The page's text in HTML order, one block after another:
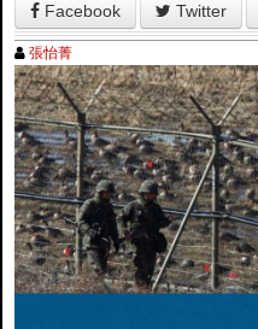
Facebook Twitter
張怡菁